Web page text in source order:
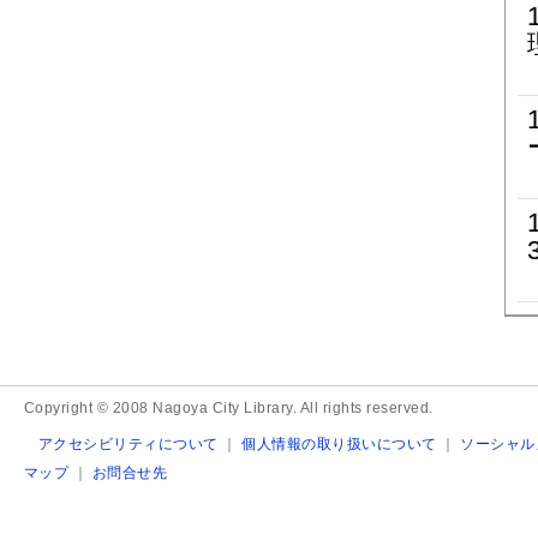
Copyright © 2008 Nagoya City Library. All rights reserved.
アクセシビリティについて ｜個人情報の取り扱いについて ｜ ソーシャ
マップ｜ お問合せ先